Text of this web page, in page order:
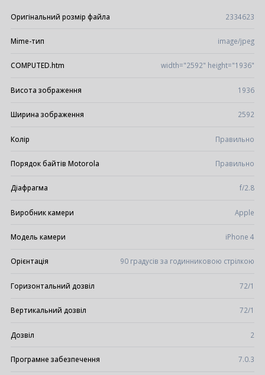
Оригінальний розмір файла 2334623
Mime-тип image/jpeg
COMPUTED.htm width="2592" height="1936"
Висота зображення 1936
Ширина зображення 2592
Колір Правильно
Порядок байтів Motorola Правильно
Діафрагма f/2.8
Виробник камери Apple
Модель камери iPhone 4
Орієнтація 90 градусів за годинниковою стрілкою
Горизонтальний дозвіл 72/1
Вертикальний дозвіл 72/1
Дозвіл 2
Програмне забезпечення 7.0.3